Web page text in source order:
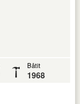
Bâtit
1968